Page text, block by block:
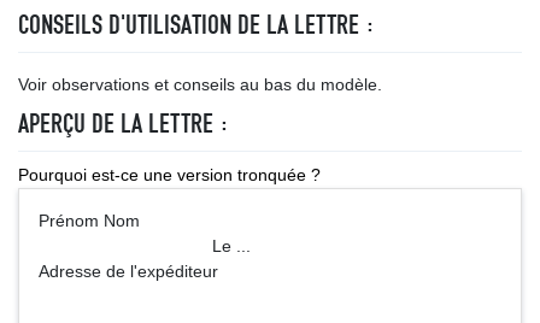
CONSEILS D'UTILISATION DE LA LETTRE :
Voir observations et conseils au bas du modèle.
APERÇU DE LA LETTRE :
Pourquoi est-ce une version tronquée ?
Prénom Nom
Le ...
Adresse de l'expéditeur